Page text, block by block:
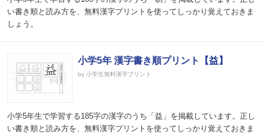
い書き順と読み方を、無料漢字プリントを使ってしっかり覚えておきま
しょう。
小学5年 漢字書き順プリント【益】
by 小学生無料漢字プリント
小学5年生で学習する185字の漢字のうち「益」を掲載しています。正し
い書き順と読み方を、無料漢字プリントを使ってしっかり覚えておきま